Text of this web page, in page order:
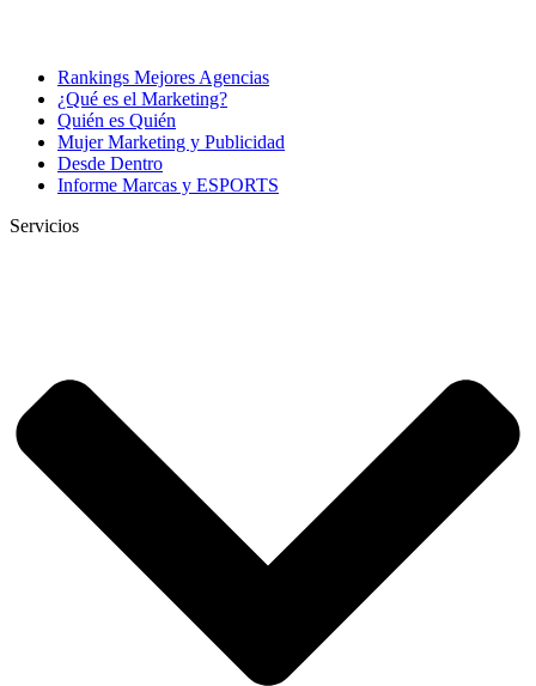
Rankings Mejores Agencias
¿Qué es el Marketing?
Quién es Quién
Mujer Marketing y Publicidad
Desde Dentro
Informe Marcas y ESPORTS
Servicios